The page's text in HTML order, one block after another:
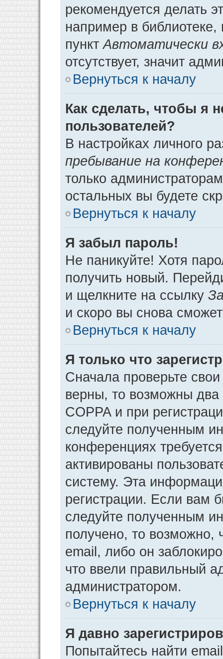
рекомендуется делать
например в библиотеке,
пунктАвтоматически
отсутствует, значит
Вернуться к началу
Как сделать, чтобы я
пользователей?
В настройках личного
пребывание на
только
остальных вы будете
Вернуться к началу
Я забыл пароль!
Не паникуйте! Хотя
получить новый.
и щелкните на ссылку
и скоро вы снова
Вернуться к началу
Я только что
Сначала проверьте
верны, то возможны
COPPA и при
следуйте полученным
конференциях
активированы
систему. Эта
регистрации. Если вам
следуйте полученным
получено, то возможно,
email, либо он
что ввели правильный
администратором.
Вернуться к началу
Я давно
Попытайтесь найти